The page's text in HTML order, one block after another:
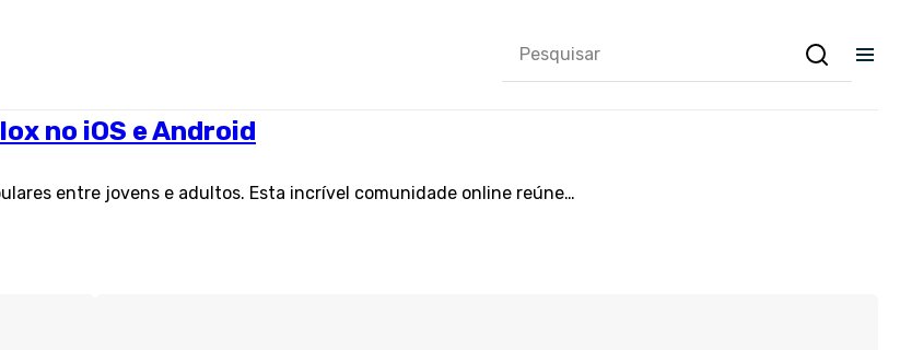
no iOS e Android
entre jovens e adultos. Esta incrível comunidade online reúne…